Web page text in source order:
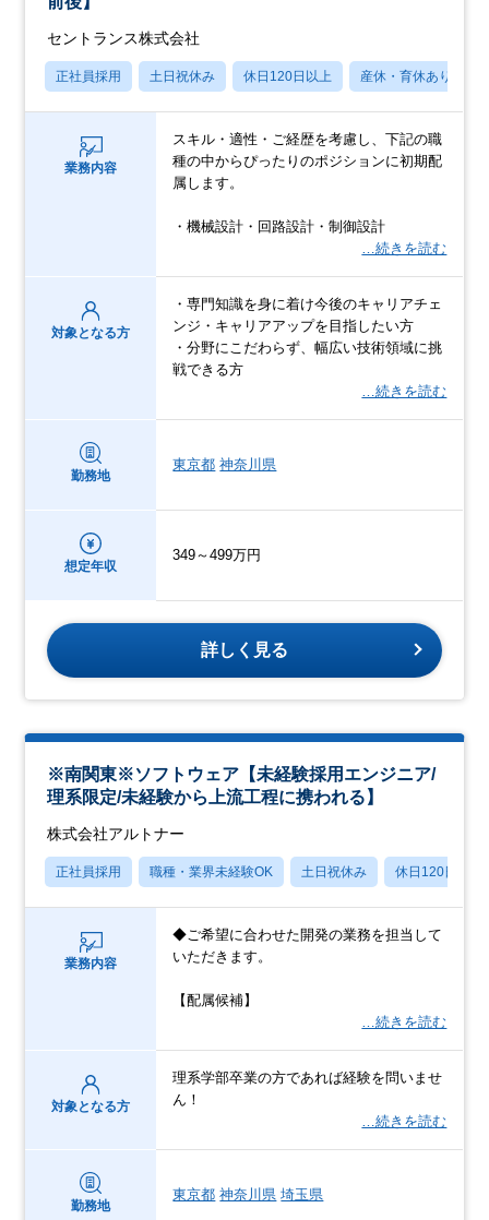
セントランス株式会社
正社員採用 土日祝休み 休日120日以上 産休・育休あり
業務内容
スキル・適性・ご経歴を考慮し、下記の職
種の中からぴったりのポジションに初期配
属します。
・機械設計・回路設計・制御設計
…続きを読む
対象となる方
・専門知識を身に着け今後のキャリアチェ
ンジ・キャリアアップを目指したい方
・分野にこだわらず、幅広い技術領域に挑
戦できる方
…続きを読む
勤務地
東京都 神奈川県
想定年収
349～499万円
詳しく見る
※南関東※ソフトウェア【未経験採用エンジニア/
理系限定/未経験から上流工程に携われる】
株式会社アルトナー
正社員採用 職種・業界未経験OK 土日祝休み 休日120日以上
業務内容
◆ご希望に合わせた開発の業務を担当して
いただきます。
【配属候補】
…続きを読む
対象となる方
理系学部卒業の方であれば経験を問いませ
ん！
…続きを読む
勤務地
東京都 神奈川県 埼玉県